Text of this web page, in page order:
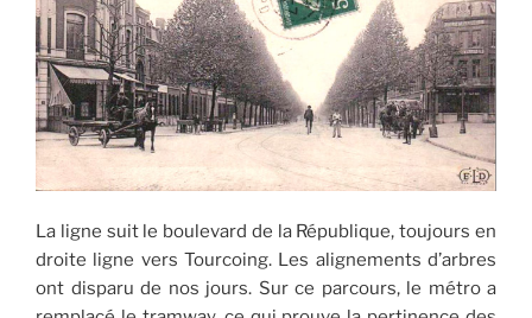
La ligne suit le boulevard de la République, toujours en
droite ligne vers Tourcoing. Les alignements d’arbres
ont disparu de nos jours. Sur ce parcours, le métro a